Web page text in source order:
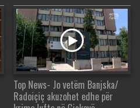
Top News- Jo vetëm Banjska/
Radoiçiç akuzohet edhe për